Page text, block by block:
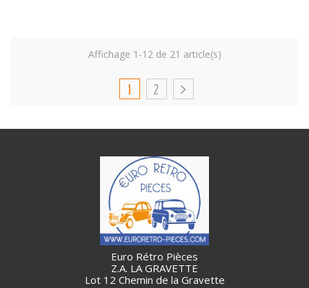
Affichage 1-12 de 21 article(s)
1 2
Euro Rétro Pièces
Z.A. LA GRAVETTE
Lot 12 Chemin de la Gravette